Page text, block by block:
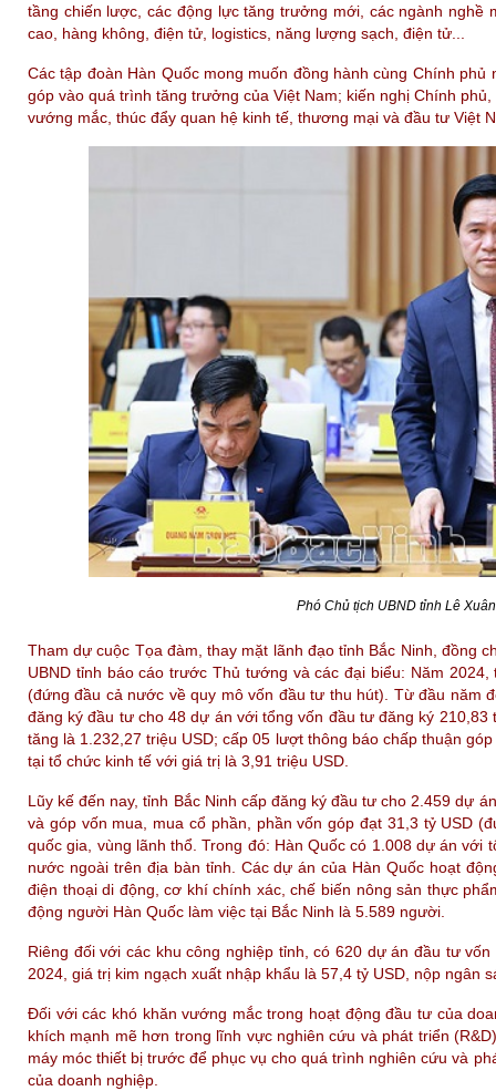
tầng chiến lược, các động lực tăng trưởng mới, các ngành nghề
cao, hàng không, điện tử, logistics, năng lượng sạch, điện tử...
Các tập đoàn Hàn Quốc mong muốn đồng hành cùng Chính
góp vào quá trình tăng trưởng của Việt Nam; kiến nghị Chính
vướng mắc, thúc đẩy quan hệ kinh tế, thương mại và đầu tư Việt
Phó Chủ tịch UBND tỉnh Lê
Tham dự cuộc Tọa đàm, thay mặt lãnh đạo tỉnh Bắc Ninh, đồng
UBND tỉnh báo cáo trước Thủ tướng và các đại biểu: Năm
(đứng đầu cả nước về quy mô vốn đầu tư thu hút). Từ đầu năm
đăng ký đầu tư cho 48 dự án với tổng vốn đầu tư đăng ký
tăng là 1.232,27 triệu USD; cấp 05 lượt thông báo chấp thuận
tại tổ chức kinh tế với giá trị là 3,91 triệu USD.
Lũy kế đến nay, tỉnh Bắc Ninh cấp đăng ký đầu tư cho 2.459 dự
và góp vốn mua, mua cổ phần, phần vốn góp đạt 31,3 tỷ USD
quốc gia, vùng lãnh thổ. Trong đó: Hàn Quốc có 1.008 dự án
nước ngoài trên địa bàn tỉnh. Các dự án của Hàn Quốc hoạt
điện thoại di động, cơ khí chính xác, chế biến nông sản thực
động người Hàn Quốc làm việc tại Bắc Ninh là 5.589 người.
Riêng đối với các khu công nghiệp tỉnh, có 620 dự án đầu tư
2024, giá trị kim ngạch xuất nhập khẩu là 57,4 tỷ USD, nộp
Đối với các khó khăn vướng mắc trong hoạt động đầu tư của
khích mạnh mẽ hơn trong lĩnh vực nghiên cứu và phát triển
máy móc thiết bị trước để phục vụ cho quá trình nghiên cứu và
của doanh nghiệp.